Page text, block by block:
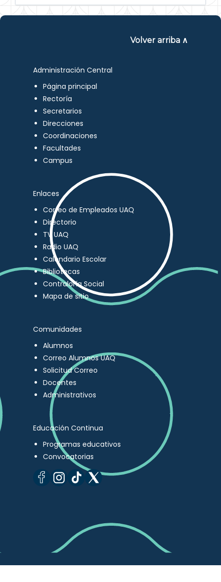
Volver arriba ∧
Administración Central
Página principal
Rectoría
Secretarios
Direcciones
Coordinaciones
Facultades
Campus
Enlaces
Correo de Empleados UAQ
Directorio
TV UAQ
Radio UAQ
Calendario Escolar
Bibliotecas
Contraloría Social
Mapa de sitio
Comunidades
Alumnos
Correo Alumnos UAQ
Solicitud Correo
Docentes
Administrativos
Educación Continua
Programas educativos
Convocatorias